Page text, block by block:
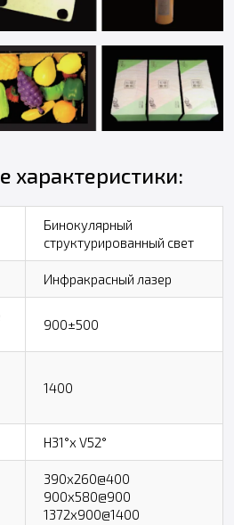
характеристики:
Бинокулярный
структурированный свет
Инфракрасный лазер
900±500
1400
H31°x V52°
390x260@400
900x580@900
1372x900@1400